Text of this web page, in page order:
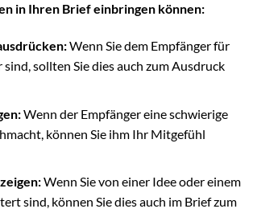
in Ihren Brief einbringen können:
Wenn Sie dem Empfänger für
sollten Sie dies auch zum Ausdruck
Wenn der Empfänger eine schwierige
können Sie ihm Ihr Mitgefühl
Wenn Sie von einer Idee oder einem
sind, können Sie dies auch im Brief zum